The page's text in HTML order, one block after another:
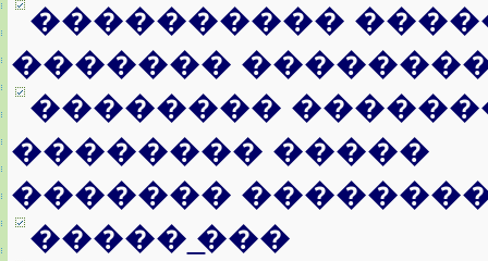
����������
�������
��������
�������� �����
�������
����� ̲���